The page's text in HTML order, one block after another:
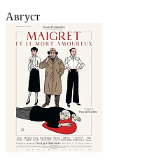
Август